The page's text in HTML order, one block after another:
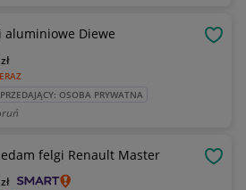
aluminiowe Diewe
zł
OSOBA PRYWATNA
felgi Renault Master
zł